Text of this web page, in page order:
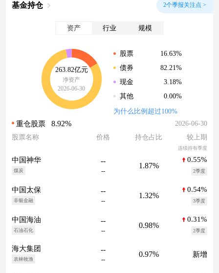
基金持仓 2个季报关注点 >
资产 行业 规模
263.82亿元
净资产
2026-06-30
股票
16.63%
债券
82.21%
现金
3.18%
其他
0.00%
为什么比例超过100%
重仓股票 8.92%
2026-06-30
股票名称
价格 持仓占比 较上期
连续持有季度
中国神华
煤炭
--
--
1.87%
0.55%
2季度
中国太保
非银金融
--
--
1.32%
0.54%
3季度
中国海油
石油石化
--
--
0.98%
0.31%
2季度
海大集团
农林牧渔
--
--
0.97% 新增